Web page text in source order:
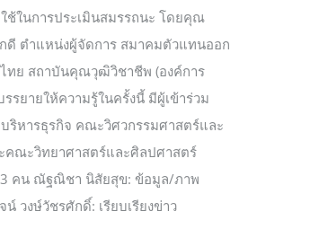
ช้ในการประเมินสมรรถนะ โดยคุณ
ดี ตำแหน่งผู้จัดการ สมาคมตัวแทนออก
ทย สถาบันคุณวุฒิวิชาชีพ (องค์การ
รยายให้ความรู้ในครั้งนี้ มีผู้เข้าร่วม
ริหารธุรกิจ คณะวิศวกรรมศาสตร์และ
คณะวิทยาศาสตร์และศิลปศาสตร์
คน ณัฐณิชา นิสัยสุข: ข้อมูล/ภาพ
วงษ์วัชรศักดิ์: เรียบเรียงข่าว